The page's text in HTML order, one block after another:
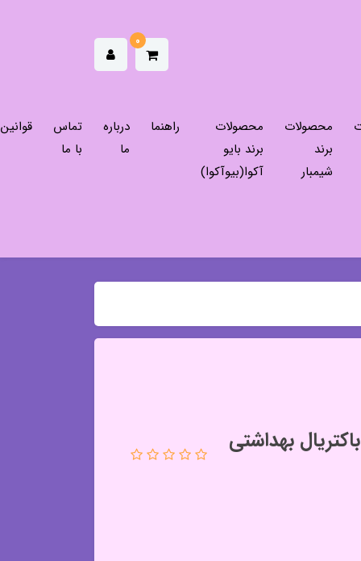
0
محصولات
برند
شیمبار
محصولات
برند بایو
آکوا(بیوآکوا)
راهنما
درباره
ما
تماس
با ما
قوانین
بهداشتی